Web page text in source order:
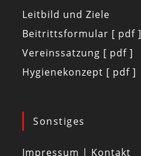
Leitbild und Ziele
Beitrittsformular [ pdf ]
Vereinssatzung [ pdf ]
Hygienekonzept [ pdf ]
Sonstiges
Impressum | Kontakt